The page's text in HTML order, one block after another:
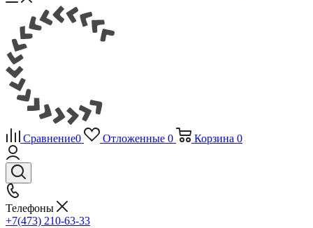
Сравнение0 Отложенные 0 Корзина 0
Телефоны
+7(473) 210-63-33